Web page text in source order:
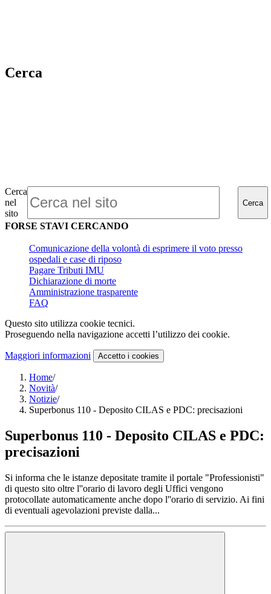
Cerca
Cerca
nel
sito
Cerca
FORSE STAVI CERCANDO
Comunicazione della volontà di esprimere il voto presso
ospedali e case di riposo
Pagare Tributi IMU
Dichiarazione di morte
Amministrazione trasparente
FAQ
Questo sito utilizza cookie tecnici.
Proseguendo nella navigazione accetti l’utilizzo dei cookie.
Maggiori informazioni Accetto i cookies
Home/
Novità/
Notizie/
Superbonus 110 - Deposito CILAS e PDC: precisazioni
Superbonus 110 - Deposito CILAS e PDC:
precisazioni
Si informa che le istanze depositate tramite il portale "Professionisti"
di questo sito oltre l''orario di lavoro degli Uffici vengono
protocollate automaticamente anche dopo l''orario di servizio. Ai fini
di eventuali agevolazioni previste dalla...